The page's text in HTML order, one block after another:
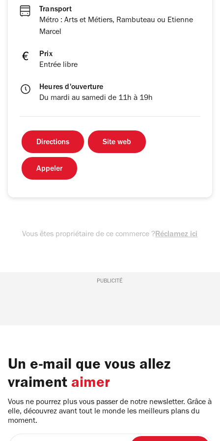
Transport
Métro : Arts et Métiers, Rambuteau ou Etienne
Marcel
Prix
Entrée libre
Heures d'ouverture
Du mardi au samedi de 11h à 19h
Directions Site web
Appeler
Vous êtes propriétaire de ce commerce ?Réclamez ici
PUBLICITÉ
Un e-mail que vous allez
vraiment aimer
Vous ne pourrez plus vous passer de notre newsletter. Grâce à
elle, découvrez avant tout le monde les meilleurs plans du
moment.